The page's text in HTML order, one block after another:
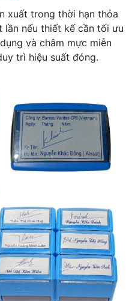
xuất trong thời hạn thỏa
lần nếu thiết kế cần tối ưu
và châm mực miễn
trì hiệu suất đóng.